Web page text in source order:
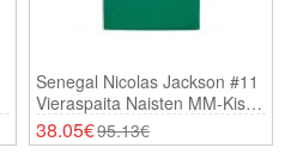
Senegal Nicolas Jackson #11
Vieraspaita Naisten MM-Kisat
2026 Lyhythihainen
38.05€95.13€